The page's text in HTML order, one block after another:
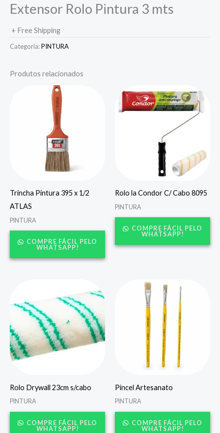
Extensor Rolo Pintura 3 mts
+ Free Shipping
Categoria:PINTURA
Produtos relacionados
Trincha Pintura 395 x 1/2
ATLAS
PINTURA
COMPRE FÁCIL PELO
WHATSAPP!
Rolo la Condor C/ Cabo 8095
PINTURA
COMPRE FÁCIL PELO
WHATSAPP!
Rolo Drywall 23cm s/cabo
PINTURA
COMPRE FÁCIL PELO
WHATSAPP!
Pincel Artesanato
PINTURA
COMPRE FÁCIL PELO
WHATSAPP!